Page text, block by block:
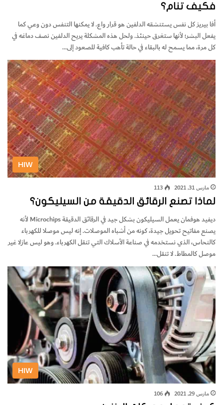
فكيف تنام؟
أفا بيريز كل نفس يستنشقه الدلفين هو قرار واع. لا يمكنها التنفس دون وعي كما
يفعل البشر؛ لأنها ستغرق حينئذ. ولحل هذه المشكلة يريح الدلفين نصف دماغه في
كل مرة، مما يسمح له بالبقاء في حالة تأهب كافية للصعود إلى…
HIW
مارس 31, 2021 113
لماذا تصنع الرقائق الدقيقة من السيليكون؟
ديفيد هوفمان يعمل السيليكون بشكل جيد في الرقائق الدقيقة Microchips لأنه
يصنع مفاتيح تحويل جيدة، كونه من أشباه الموصلات. إنه ليس موصلا للكهرباء
كالنحاس، الذي نستخدمه في صناعة الأسلاك التي تنقل الكهرباء. وهو ليس عازلا غير
موصل كالمطاط. لا تنقل…
HIW
مارس 29, 2021 106